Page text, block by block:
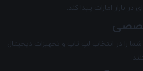
بازار امارات پیدا کند.
کارشناسان مجرب مارکت7 شما را در انتخاب لپ ‌تاپ و تجهیزات دیجیتال